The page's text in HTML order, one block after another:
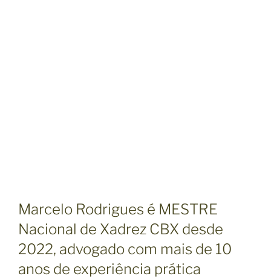
Marcelo Rodrigues é MESTRE
Nacional de Xadrez CBX desde
2022, advogado com mais de 10
anos de experiência prática